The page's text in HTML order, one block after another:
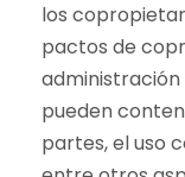
los
pactos de
administración
pueden
partes, el uso